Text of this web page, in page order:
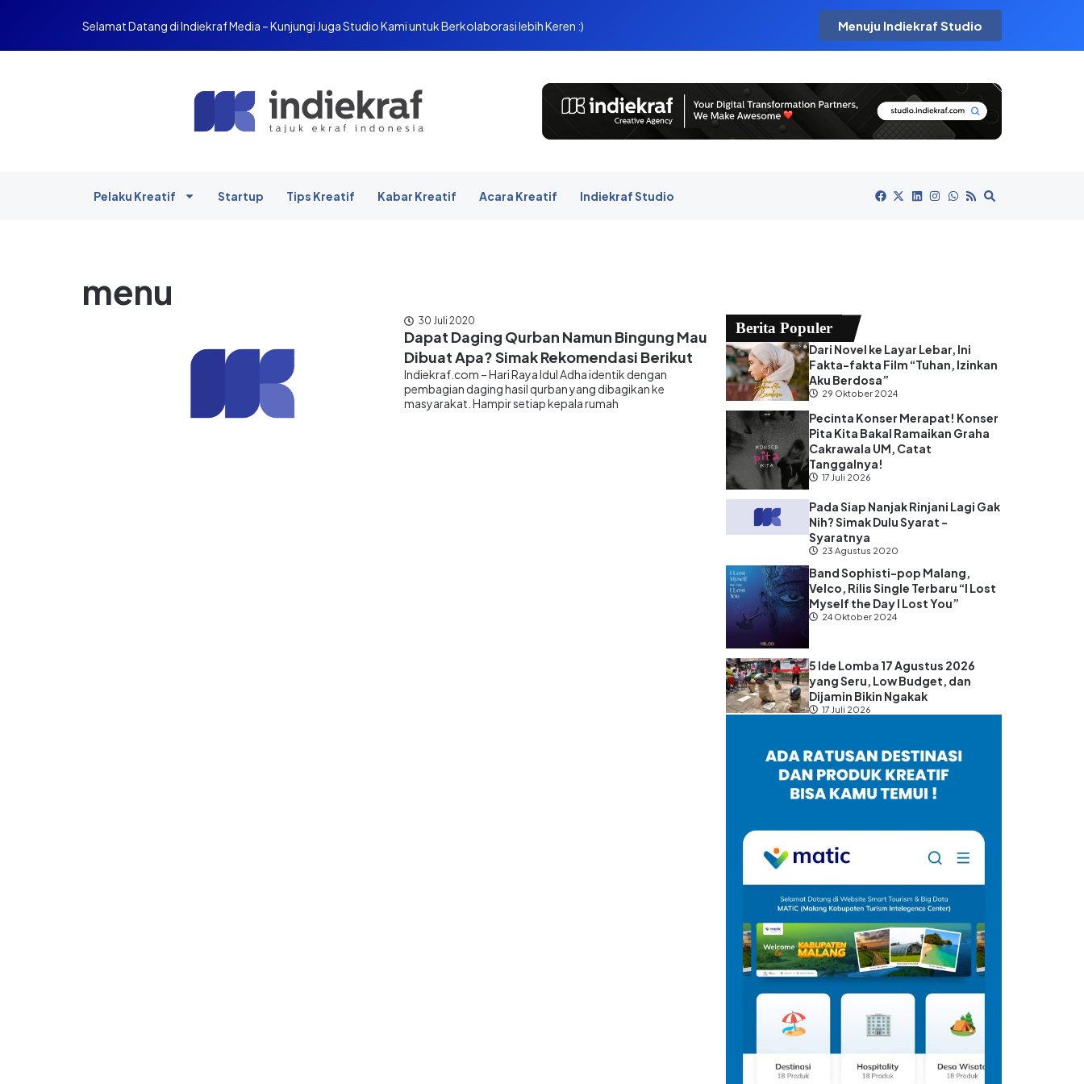
Selamat Datang di Indiekraf Media – Kunjungi Juga Studio Kami untuk Berkolaborasi lebih Keren :) Menuju Indiekraf Studio
Pelaku Kreatif Startup Tips Kreatif Kabar Kreatif Acara Kreatif Indiekraf Studio
menu
30 Juli 2020
Dapat Daging Qurban Namun Bingung Mau
Dibuat Apa? Simak Rekomendasi Berikut
Indiekraf.com – Hari Raya Idul Adha identik dengan
pembagian daging hasil qurban yang dibagikan ke
masyarakat. Hampir setiap kepala rumah
Berita Populer
Dari Novel ke Layar Lebar, Ini
Fakta-fakta Film “Tuhan, Izinkan
Aku Berdosa”
29 Oktober 2024
Pecinta Konser Merapat! Konser
Pita Kita Bakal Ramaikan Graha
Cakrawala UM, Catat
Tanggalnya!
17 Juli 2026
Pada Siap Nanjak Rinjani Lagi Gak
Nih? Simak Dulu Syarat -
Syaratnya
23 Agustus 2020
Band Sophisti-pop Malang,
Velco, Rilis Single Terbaru “I Lost
Myself the Day I Lost You”
24 Oktober 2024
5 Ide Lomba 17 Agustus 2026
yang Seru, Low Budget, dan
Dijamin Bikin Ngakak
17 Juli 2026